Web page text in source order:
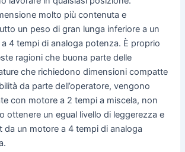
molto più contenuta e
un peso di gran lunga inferiore a un
4 tempi di analoga potenza. È proprio
ragioni che buona parte delle
che richiedono dimensioni compatte
da parte dell’operatore, vengono
con motore a 2 tempi a miscela, non
ottenere un egual livello di leggerezza e
da un motore a 4 tempi di analoga